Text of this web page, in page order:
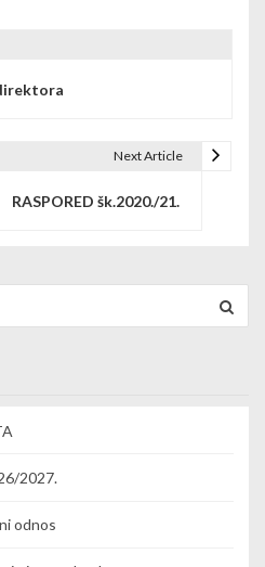
Next Article
RASPORED šk.2020./21.
2027.
odnos